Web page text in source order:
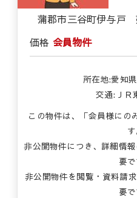
蒲郡市三谷町伊与戸
価格 会員物件
所在地:愛知
交通:ＪＲ
この物件は、「会員様にの
す
非公開物件につき、詳細情
要で
非公開物件を閲覧・資料請
要で